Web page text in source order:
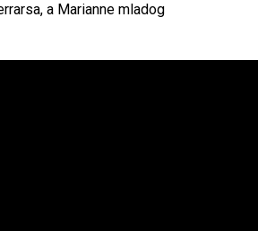
a Marianne mladog